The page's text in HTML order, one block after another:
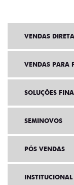
VENDAS
VENDAS PARA
SOLUÇÕES
SEMINOVOS
PÓS VENDAS
INSTITUCIONAL